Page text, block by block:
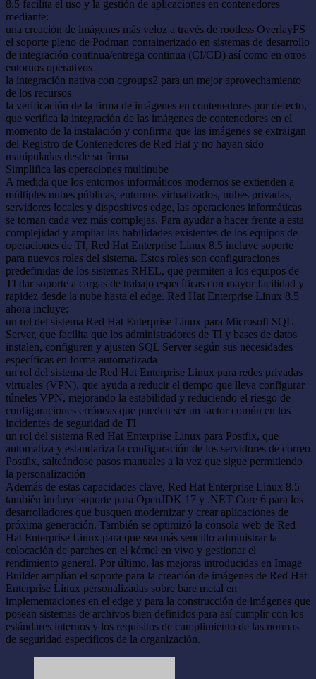
8.5 facilita el uso y la gestión de aplicaciones en contenedores
mediante:
una creación de imágenes más veloz a través de rootless OverlayFS
el soporte pleno de Podman containerizado en sistemas de desarrollo
de integración continua/entrega continua (CI/CD) así como en otros
entornos operativos
la integración nativa con cgroups2 para un mejor aprovechamiento
de los recursos
la verificación de la firma de imágenes en contenedores por defecto,
que verifica la integración de las imágenes de contenedores en el
momento de la instalación y confirma que las imágenes se extraigan
del Registro de Contenedores de Red Hat y no hayan sido
manipuladas desde su firma
Simplifica las operaciones multinube
A medida que los entornos informáticos modernos se extienden a
múltiples nubes públicas, entornos virtualizados, nubes privadas,
servidores locales y dispositivos edge, las operaciones informáticas
se tornan cada vez más complejas. Para ayudar a hacer frente a esta
complejidad y ampliar las habilidades existentes de los equipos de
operaciones de TI, Red Hat Enterprise Linux 8.5 incluye soporte
para nuevos roles del sistema. Estos roles son configuraciones
predefinidas de los sistemas RHEL, que permiten a los equipos de
TI dar soporte a cargas de trabajo específicas con mayor facilidad y
rapidez desde la nube hasta el edge. Red Hat Enterprise Linux 8.5
ahora incluye:
un rol del sistema Red Hat Enterprise Linux para Microsoft SQL
Server, que facilita que los administradores de TI y bases de datos
instalen, configuren y ajusten SQL Server según sus necesidades
específicas en forma automatizada
un rol del sistema de Red Hat Enterprise Linux para redes privadas
virtuales (VPN), que ayuda a reducir el tiempo que lleva configurar
túneles VPN, mejorando la estabilidad y reduciendo el riesgo de
configuraciones erróneas que pueden ser un factor común en los
incidentes de seguridad de TI
un rol del sistema Red Hat Enterprise Linux para Postfix, que
automatiza y estandariza la configuración de los servidores de correo
Postfix, salteándose pasos manuales a la vez que sigue permitiendo
la personalización
Además de estas capacidades clave, Red Hat Enterprise Linux 8.5
también incluye soporte para OpenJDK 17 y .NET Core 6 para los
desarrolladores que busquen modernizar y crear aplicaciones de
próxima generación. También se optimizó la consola web de Red
Hat Enterprise Linux para que sea más sencillo administrar la
colocación de parches en el kérnel en vivo y gestionar el
rendimiento general. Por último, las mejoras introducidas en Image
Builder amplían el soporte para la creación de imágenes de Red Hat
Enterprise Linux personalizadas sobre bare metal en
implementaciones en el edge y para la construcción de imágenes que
posean sistemas de archivos bien definidos para así cumplir con los
estándares internos y los requisitos de cumplimiento de las normas
de seguridad específicos de la organización.